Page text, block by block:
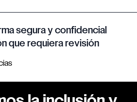
segura y confidencial
que requiera revisión